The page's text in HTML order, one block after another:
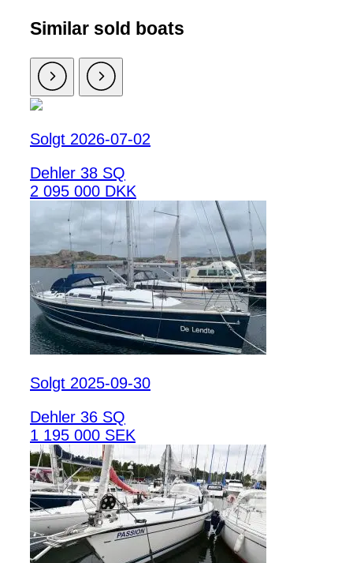
Similar sold boats
Solgt 2026-07-02
Dehler 38 SQ
2 095 000 DKK
Solgt 2025-09-30
Dehler 36 SQ
1 195 000 SEK